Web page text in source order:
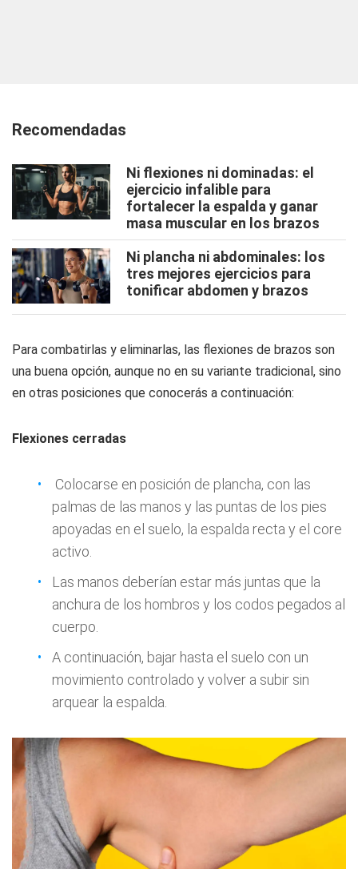
Recomendadas
Ni flexiones ni dominadas: el
ejercicio infalible para
fortalecer la espalda y ganar
masa muscular en los brazos
Ni plancha ni abdominales: los
tres mejores ejercicios para
tonificar abdomen y brazos
Para combatirlas y eliminarlas, las flexiones de brazos son
una buena opción, aunque no en su variante tradicional, sino
en otras posiciones que conocerás a continuación:
Flexiones cerradas
Colocarse en posición de plancha, con las
palmas de las manos y las puntas de los pies
apoyadas en el suelo, la espalda recta y el core
activo.
Las manos deberían estar más juntas que la
anchura de los hombros y los codos pegados al
cuerpo.
A continuación, bajar hasta el suelo con un
movimiento controlado y volver a subir sin
arquear la espalda.